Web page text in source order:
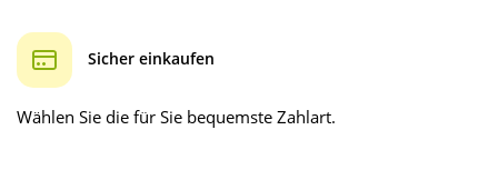
Sicher einkaufen
Wählen Sie die für Sie bequemste Zahlart.